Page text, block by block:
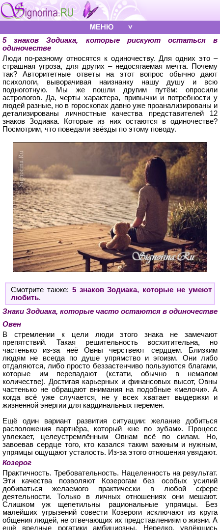
5 знаков Зодиака, которые рискуют остаться в
одиночестве
Люди по-разному относятся к одиночеству. Для одних это –
страшная угроза, для других – недосягаемая мечта. Почему
так? Авторитетные ответы на этот вопрос обычно дают
психологи, выворачивая наизнанку нашу душу и всю
подноготную. Мы же пошли другим путём: опросили
астрологов. Да, черты характера, привычки и потребности у
людей разные, но в гороскопах давно уже проанализированы и
детализированы личностные качества представителей 12
знаков Зодиака. Которые из них остаются в одиночестве?
Посмотрим, что поведали звёзды по этому поводу.
Смотрите также: 5 знаков Зодиака, которые не умеют
любить.
Знаки Зодиака, которые часто остаются в одиночестве
Овен
В стремлении к цели люди этого знака не замечают
препятствий. Такая решительность восхитительна, но
частенько из-за неё Овны черствеют сердцем. Близким
людям не всегда по душе упрямство и эгоизм. Они либо
отдаляются, либо просто беззастенчиво пользуются благами,
которые им перепадают (кстати, обычно в немалом
количестве). Достигая карьерных и финансовых высот, Овны
частенько не обращают внимания на подобные «мелочи». А
когда всё уже случается, не у всех хватает выдержки и
жизненной энергии для кардинальных перемен.
Ещё один вариант развития ситуации: желание добиться
расположения партнёра, который «не по зубам». Процесс
увлекает, целеустремлённым Овнам всё по силам. Но,
завоевав сердце того, кто казался таким важным и нужным,
упрямцы ощущают усталость. Из-за этого отношения увядают.
Козерог
Практичность. Требовательность. Нацеленность на результат.
Эти качества позволяют Козерогам без особых усилий
добиваться желаемого практически в любой сфере
деятельности. Только в личных отношениях они мешают.
Слишком уж щепетильны рациональные упрямцы. Без
малейших угрызений совести Козероги исключают из круга
общения людей, не отвечающих их представлениям о жизни. А
ещё вредные рогатики амбициозны. Нередко, увлёкшись